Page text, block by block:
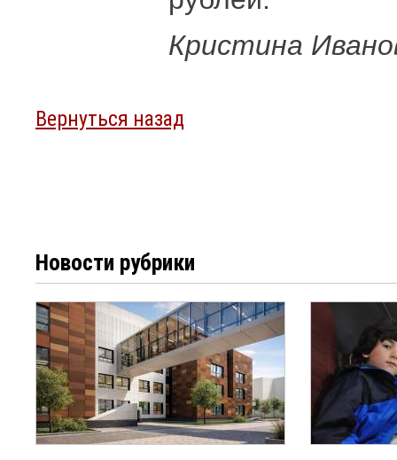
Кристина
Вернуться назад
Новости рубрики